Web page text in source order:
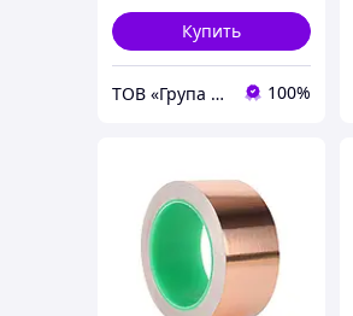
Купить
ТОВ «Група «Хладрезерв» 100%